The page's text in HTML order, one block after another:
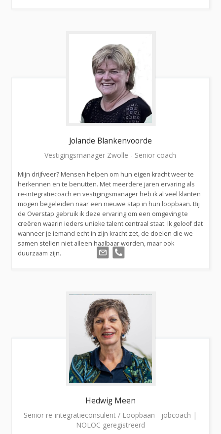
Jolande Blankenvoorde
Vestigingsmanager Zwolle - Senior coach
Mijn drijfveer? Mensen helpen om hun eigen kracht weer te
herkennen en te benutten. Met meerdere jaren ervaring als
re-integratiecoach en vestigingsmanager heb ik al veel klanten
mogen begeleiden naar een nieuwe stap in hun loopbaan. Bij
de Overstap gebruik ik deze ervaring om een omgeving te
creëren waarin ieders unieke talent centraal staat. Ik geloof dat
wanneer je iemand echt in zijn kracht zet, de doelen die we
samen stellen niet alleen haalbaar worden, maar ook
duurzaam zijn.
Hedwig Meen
Senior re-integratieconsulent / Loopbaan - jobcoach |
NOLOC geregistreerd